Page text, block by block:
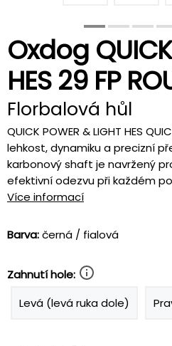
Oxdog
HES 29 FP
Florbalová hůl
QUICK POWER & LIGHT HES
lehkost, dynamiku a precizní
karbonový shaft je navržený
efektivní odezvu při každém
Více informací
Barva:černá / fialová
Zahnutí hole:
Levá (levá ruka dole)